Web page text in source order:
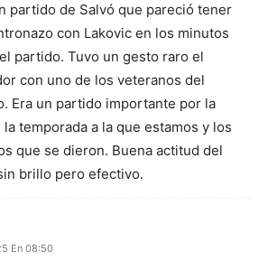
partido de Salvó que pareció tener
con Lakovic en los minutos
partido. Tuvo un gesto raro el
con uno de los veteranos del
Era un partido importante por la
temporada a la que estamos y los
que se dieron. Buena actitud del
brillo pero efectivo.
En 08:50